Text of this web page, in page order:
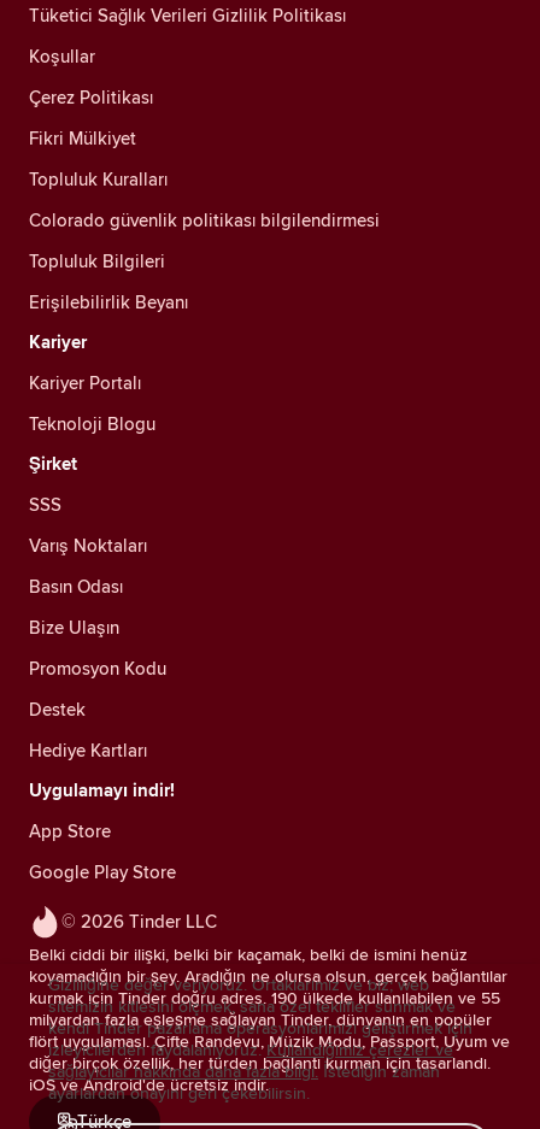
© 2026 Tinder LLC
Belki ciddi bir ilişki, belki bir kaçamak, belki de ismini henüz
koyamadığın bir şey. Aradığın ne olursa olsun, gerçek bağlantılar
kurmak için Tinder doğru adres. 190 ülkede kullanılabilen ve 55
milyardan fazla eşleşme sağlayan Tinder, dünyanın en popüler
flört uygulaması. Çifte Randevu, Müzik Modu, Passport, Uyum ve
diğer birçok özellik, her türden bağlantı kurman için tasarlandı.
iOS ve Android'de ücretsiz indir.
Türkçe
Tüketici Sağlık Verileri Gizlilik Politikası
Koşullar
Çerez Politikası
Fikri Mülkiyet
Topluluk Kuralları
Colorado güvenlik politikası bilgilendirmesi
Topluluk Bilgileri
Erişilebilirlik Beyanı
Kariyer
Kariyer Portalı
Teknoloji Blogu
Şirket
SSS
Varış Noktaları
Basın Odası
Bize Ulaşın
Promosyon Kodu
Destek
Hediye Kartları
Uygulamayı indir!
App Store
Google Play Store
Gizliliğine değer veriyoruz. Ortaklarımız ve biz; web
sitemizin kitlesini ölçmek, sana özel teklifler sunmak ve
kendi Tinder pazarlama operasyonlarımızı geliştirmek için
izleyicilerden faydalanıyoruz. Kullandığımız çerezler ve
sağlayıcılar hakkında daha fazla bilgi. İstediğin zaman
ayarlardan onayını geri çekebilirsin.